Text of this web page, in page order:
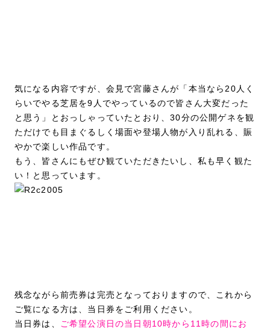
気になる内容ですが、会見で宮藤さんが「本当なら20人く
らいでやる芝居を9人でやっているので皆さん大変だった
と思う」とおっしゃっていたとおり、30分の公開ゲネを観
ただけでも目まぐるしく場面や登場人物が入り乱れる、賑
やかで楽しい作品です。
もう、皆さんにもぜひ観ていただきたいし、私も早く観た
い！と思っています。
残念ながら前売券は完売となっておりますので、これから
ご覧になる方は、当日券をご利用ください。
当日券は、
ご希望公演日の当日朝10時から11時の間にお